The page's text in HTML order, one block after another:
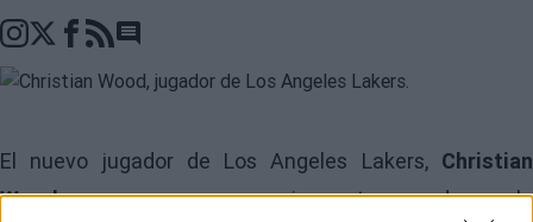
Go to comments seciton
El nuevo jugador de Los Angeles Lakers, Christian
Wood, se prepara para su primera temporada con la